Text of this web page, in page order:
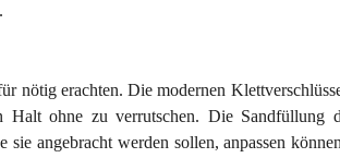
nötig erachten. Die modernen
ohne zu verrutschen. Die Sandfüllung
angebracht werden sollen, anpassen